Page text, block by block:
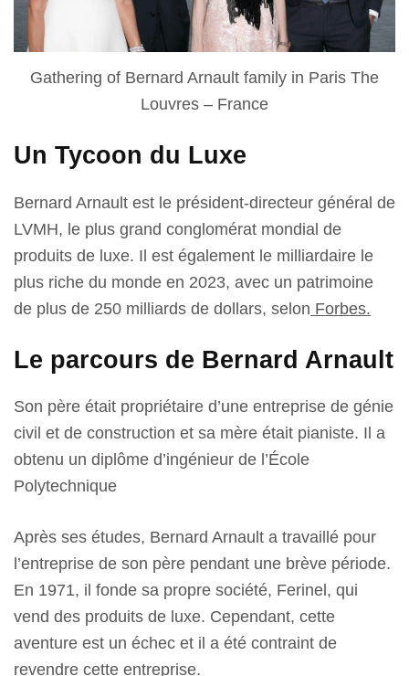
Gathering of Bernard Arnault family in Paris The
Louvres – France
Un Tycoon du Luxe
Bernard Arnault est le président-directeur général de
LVMH, le plus grand conglomérat mondial de
produits de luxe. Il est également le milliardaire le
plus riche du monde en 2023, avec un patrimoine
de plus de 250 milliards de dollars, selon Forbes.
Le parcours de Bernard Arnault
Son père était propriétaire d’une entreprise de génie
civil et de construction et sa mère était pianiste. Il a
obtenu un diplôme d’ingénieur de l’École
Polytechnique
Après ses études, Bernard Arnault a travaillé pour
l’entreprise de son père pendant une brève période.
En 1971, il fonde sa propre société, Ferinel, qui
vend des produits de luxe. Cependant, cette
aventure est un échec et il a été contraint de
revendre cette entreprise.